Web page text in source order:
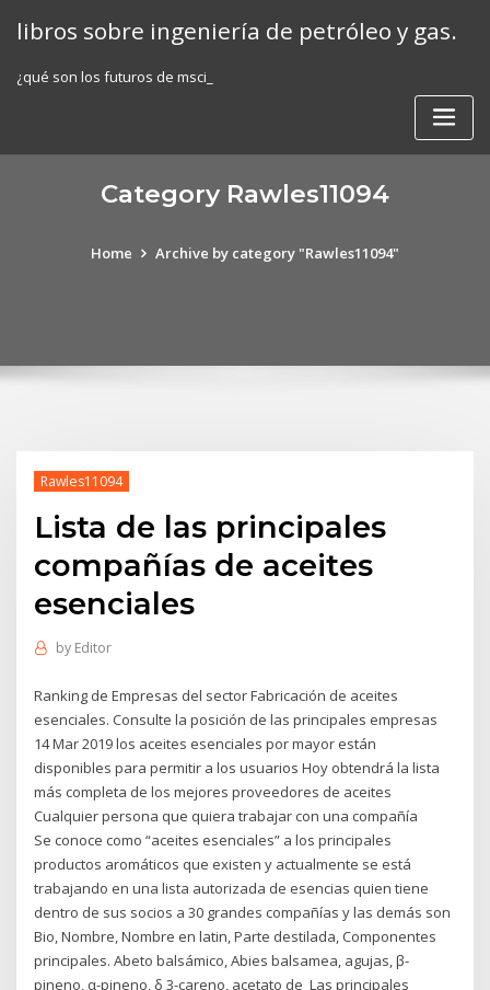
libros sobre ingeniería de petróleo y gas.
¿qué son los futuros de msci_
Category Rawles11094
Home Archive by category "Rawles11094"
Rawles11094
Lista de las principales
compañías de aceites
esenciales
by Editor
Ranking de Empresas del sector Fabricación de aceites
esenciales. Consulte la posición de las principales empresas
14 Mar 2019 los aceites esenciales por mayor están
disponibles para permitir a los usuarios Hoy obtendrá la lista
más completa de los mejores proveedores de aceites
Cualquier persona que quiera trabajar con una compañía
Se conoce como “aceites esenciales” a los principales
productos aromáticos que existen y actualmente se está
trabajando en una lista autorizada de esencias quien tiene
dentro de sus socios a 30 grandes compañías y las demás son
Bio, Nombre, Nombre en latin, Parte destilada, Componentes
principales. Abeto balsámico, Abies balsamea, agujas, β-
pineno, α-pineno, δ 3-careno, acetato de Las principales